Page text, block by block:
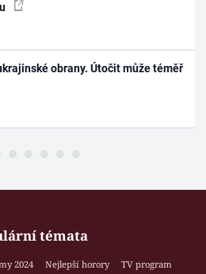
obrany. Útočit může téměř
témata
2024 Nejlepší horory
TV program